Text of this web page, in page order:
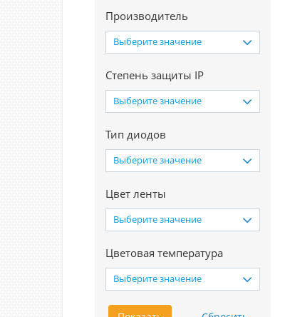
Производитель
Выберите значение
Степень защиты IP
Выберите значение
Тип диодов
Выберите значение
Цвет ленты
Выберите значение
Цветовая температура
Выберите значение